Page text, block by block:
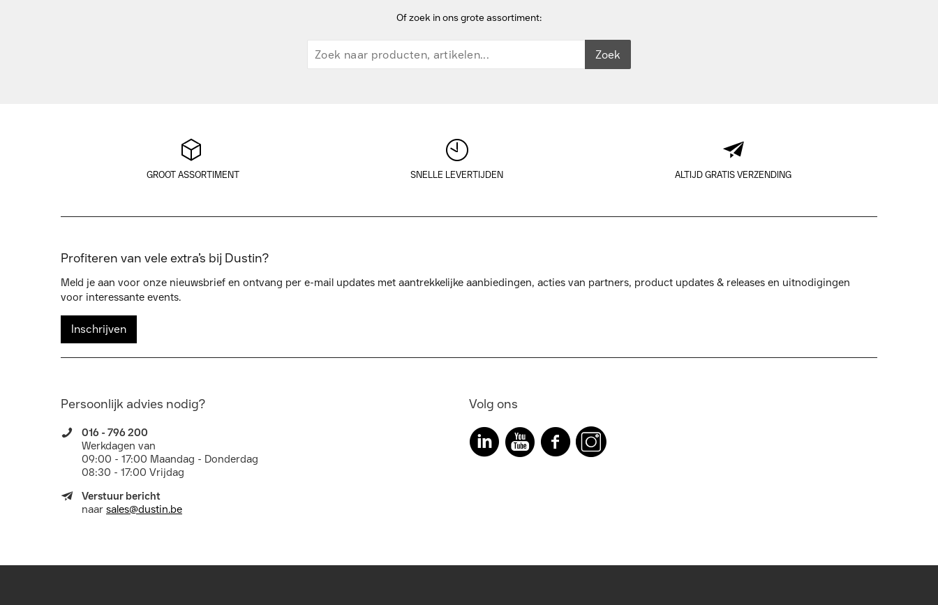
Of zoek in ons grote assortiment:
Zoek
GROOT ASSORTIMENT SNELLE LEVERTIJDEN ALTIJD GRATIS VERZENDING
Profiteren van vele extra’s bij Dustin?
Meld je aan voor onze nieuwsbrief en ontvang per e-mail updates met aantrekkelijke aanbiedingen, acties van partners, product updates & releases en uitnodigingen
voor interessante events.
Inschrijven
Persoonlijk advies nodig?
016 - 796 200
Werkdagen van
09:00 - 17:00 Maandag - Donderdag
08:30 - 17:00 Vrijdag
Verstuur bericht
naar sales@dustin.be
Volg ons